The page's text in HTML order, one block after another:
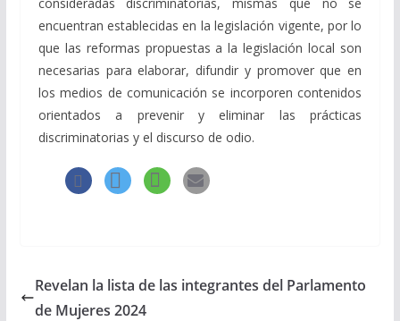
encuentran establecidas en la legislación vigente, por lo
que las reformas propuestas a la legislación local son
necesarias para elaborar, difundir y promover que en
los medios de comunicación se incorporen contenidos
orientados a prevenir y eliminar las prácticas
discriminatorias y el discurso de odio.
Revelan la lista de las integrantes del Parlamento
de Mujeres 2024